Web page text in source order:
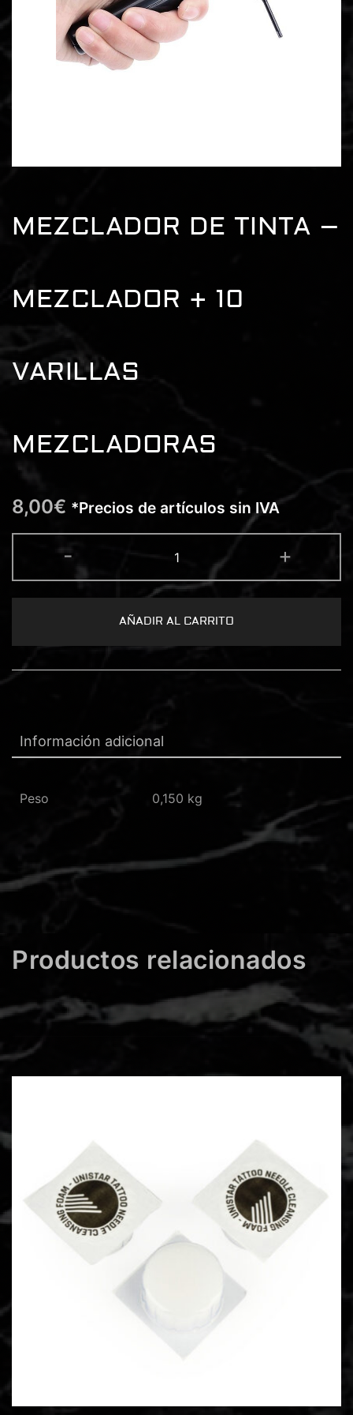
MEZCLADOR DE TINTA –
MEZCLADOR + 10
VARILLAS
MEZCLADORAS
8,00€ *Precios de artículos sin IVA
-
DE
TINTA
-
MEZCLADOR
10
MEZCLADORAS
+
AÑADIR AL CARRITO
Información adicional
Peso 0,150 kg
Productos relacionados